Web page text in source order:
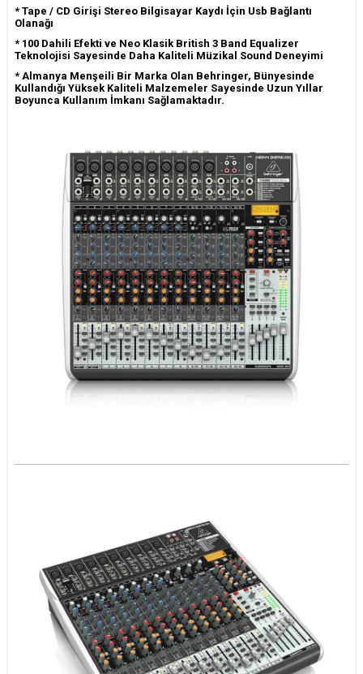
* Tape / CD Girişi Stereo Bilgisayar Kaydı İçin Usb Bağlantı
Olanağı
* 100 Dahili Efekti ve Neo Klasik British 3 Band Equalizer
Teknolojisi Sayesinde Daha Kaliteli Müzikal Sound Deneyimi
* Almanya Menşeili Bir Marka Olan Behringer, Bünyesinde
Kullandığı Yüksek Kaliteli Malzemeler Sayesinde Uzun Yıllar
Boyunca Kullanım İmkanı Sağlamaktadır.